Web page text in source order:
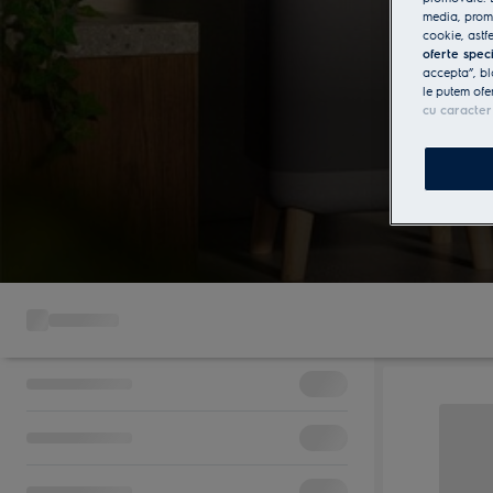
mai
media,
cookie,
oferte
accepta”,
le putem
cu